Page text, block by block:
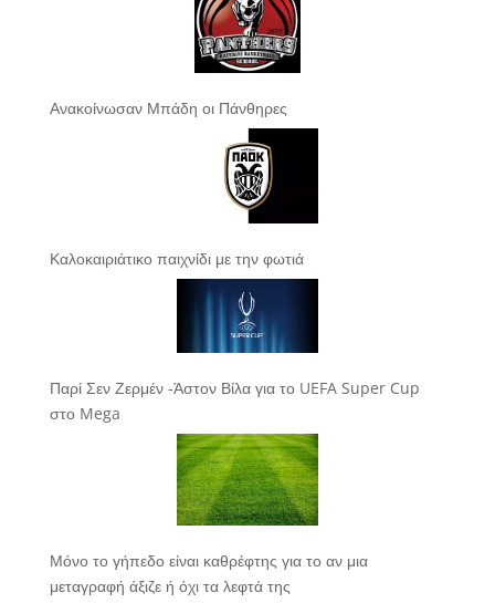
Ανακοίνωσαν Μπάδη οι Πάνθηρες
Καλοκαιριάτικο παιχνίδι με την φωτιά
Παρί Σεν Ζερμέν -Άστον Βίλα για το UEFA Super Cup
στο Mega
Μόνο το γήπεδο είναι καθρέφτης για το αν μια
μεταγραφή άξιζε ή όχι τα λεφτά της